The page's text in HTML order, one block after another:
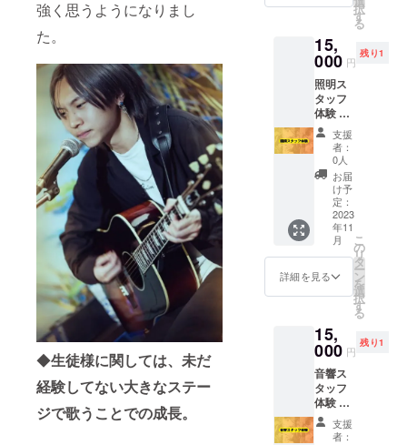
強く思うようになりまし
た。
◆生徒様に関しては、未だ
経験してない大きなステー
ジで歌うことでの成長。
です
下の同
伴の有
無 有
り 人
数 無し
ご記入
くださ
い ～～
～～～
～～～
～～～
当日受
付に
て、ご
購入者
様のお
名前を
分の入
場券を
お渡し
いたし
ます 全
席指定
です
★DVD
来ます
下の同
伴は無
料です
(要入場
券) ～～
～～～
～～～
～～～
前売り
券お申
込みの
際は、
※備考欄
に ・ご
購入者
様のお
名前 ・
無 有
り 人
数 無し
ご記入
くださ
い ～～
～～～
～～～
択
す
る
15,
000 円
残り1
照明ス
タッフ
体験 体
験は基
本的に
は現場
スタッ
フが実
際にい
る場所
からの
「見
学」と
なりま
す リ
ハーサ
ステー
ジに行
く場合
がある
為、そ
の際は
スタッ
フから
支援
者：
0人
お届
け予
定：
2023
年11
月
詳細を見る
こ
の
リ
タ
ー
ン
を
選
択
す
る
15,
000 円
残り1
音響ス
タッフ
体験 体
験は基
本的に
支援
者：